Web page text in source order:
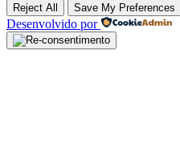
Reject All Save My Preferences
Desenvolvido por